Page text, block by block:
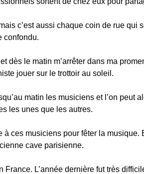
c’est aussi chaque coin de rue qui
confondu.
dès le matin m’arrêter dans ma
jouer sur le trottoir au soleil.
matin les musiciens et l’on peut
les unes que les autres.
à ces musiciens pour fêter la
cave parisienne.
L’année dernière fut très